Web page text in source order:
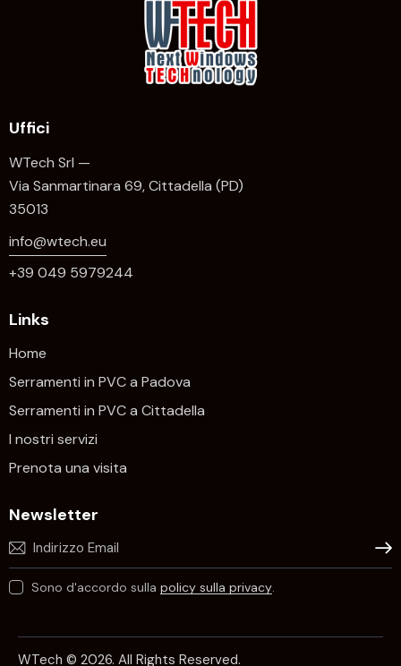
Uffici
WTech Srl —
Via Sanmartinara 69, Cittadella (PD)
35013
info@wtech.eu
+39 049 5979244
Links
Home
Serramenti in PVC a Padova
Serramenti in PVC a Cittadella
I nostri servizi
Prenota una visita
Newsletter
Sono d'accordo sulla policy sulla privacy
WTech © 2026. All Rights Reserved.